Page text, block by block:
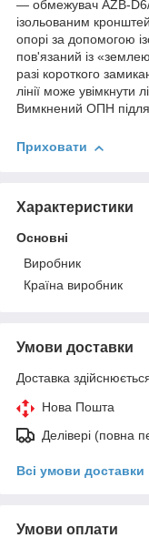
— обмежувач AZB-D6/
ізольованим
опорі за допомогою
пов'язаний із
разі короткого
лінії може увімкнути
Вимкнений ОПН
Приховати
Характеристики
Основні
Виробник
Країна виробник
Умови доставки
Доставка
Нова Пошта
Делівері (повна
Всі умови доставки
Умови оплати